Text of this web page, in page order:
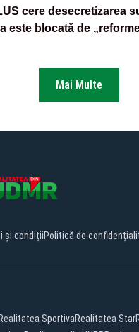
cere desecretizarea
este blocată de
Mai Multe
și condițiiPolitică de
Realitatea SportivaRealitatea Star